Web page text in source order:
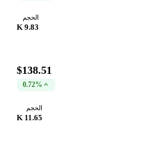
الحجم
9.83 K
$138.51
0.72%
الحجم
11.65 K